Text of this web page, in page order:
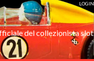
LOGIN
del collezionista slot